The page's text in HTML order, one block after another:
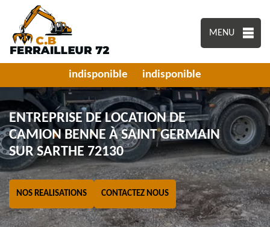
MENU
indisponible indisponible
ENTREPRISE DE LOCATION DE
CAMION BENNE À SAINT GERMAIN
SUR SARTHE 72130
NOS REALISATIONS CONTACTEZ NOUS